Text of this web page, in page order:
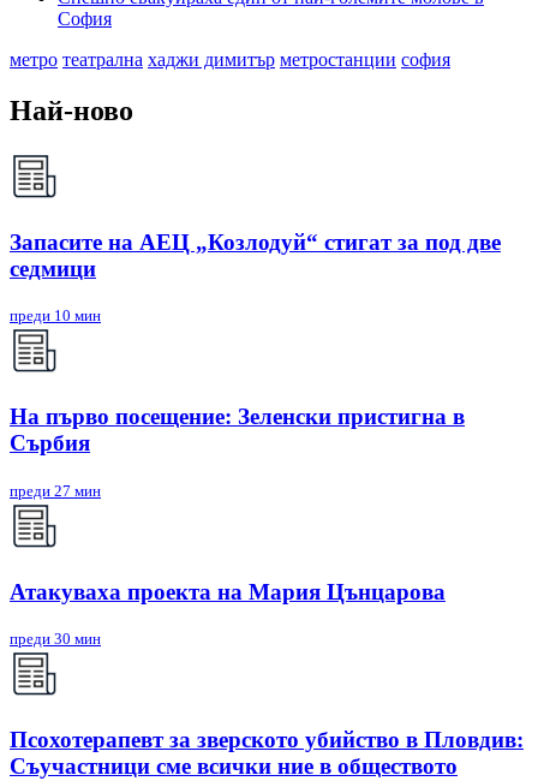
София
метро театрална хаджи димитър метростанции софия
Най-ново
Запасите на АЕЦ „Козлодуй“ стигат за под две
седмици
преди 10 мин
На първо посещение: Зеленски пристигна в
Сърбия
преди 27 мин
Атакуваха проекта на Мария Цънцарова
преди 30 мин
Псохотерапевт за зверското убийство в Пловдив:
Съучастници сме всички ние в обществото